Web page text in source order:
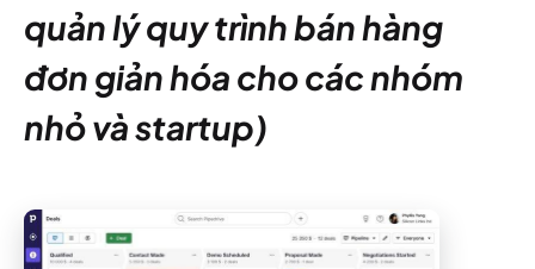
quản lý quy trình bán hàng
đơn giản hóa cho các nhóm
nhỏ và startup)